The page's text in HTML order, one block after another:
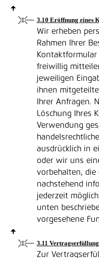
3.10 Eröffnung eines
Wir erheben
Rahmen Ihrer
freiwillig
jeweiligen
ihnen
Ihrer Anfragen.
Löschung Ihres
Verwendung
ausdrücklich in
oder wir uns
vorbehalten, die
nachstehend
jederzeit
unten
vorgesehene
3.11 Vertragserfüllung
Zur